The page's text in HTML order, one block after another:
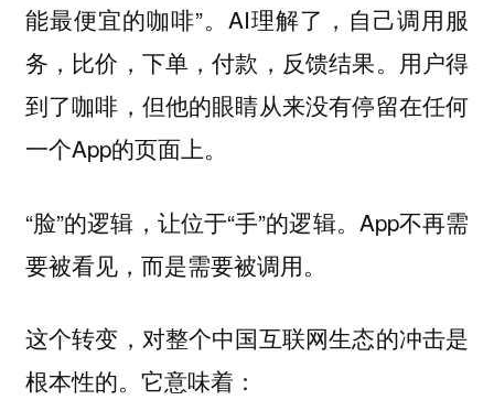
能最便宜的咖啡”。AI理解了，自己调用服
务，比价，下单，付款，反馈结果。用户得
到了咖啡，但他的眼睛从来没有停留在任何
一个App的页面上。
“脸”的逻辑，让位于“手”的逻辑。App不再需
要被看见，而是需要被调用。
这个转变，对整个中国互联网生态的冲击是
根本性的。它意味着：